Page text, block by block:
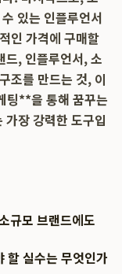
있는 인플루언서
인 가격에 구매할
드, 인플루언서, 소
조를 만드는 것, 이
팅**을 통해 꿈꾸는
장 강력한 도구입
규모 브랜드에도
실수는 무엇인가